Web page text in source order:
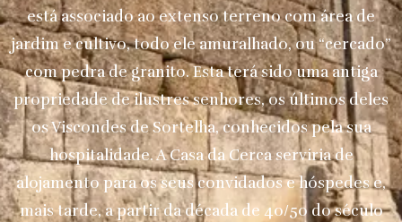
está associado ao extenso terreno com área de
jardim e cultivo, todo ele amuralhado, ou “cercado”
com pedra de granito. Esta terá sido uma antiga
propriedade de ilustres senhores, os últimos deles
os Viscondes de Sortelha, conhecidos pela sua
hospitalidade. A Casa da Cerca serviria de
alojamento para os seus convidados e hóspedes e,
mais tarde, a partir da década de 40/50 do século